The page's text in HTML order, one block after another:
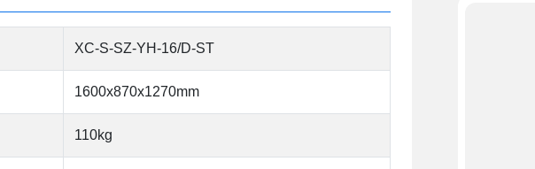
XC-S-SZ-YH-16/D-ST
1600x870x1270mm
110kg